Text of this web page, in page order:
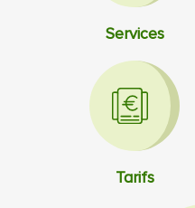
Services
Tarifs